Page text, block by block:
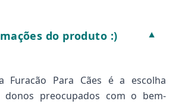
do produto :) ▼
Furacão Para Cães é a escolha
donos preocupados com o bem-